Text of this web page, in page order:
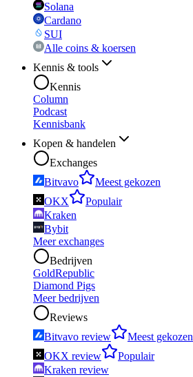
Solana
Cardano
SUI
Alle coins & koersen
Kennis & tools
Kennis
Column
Podcast
Kennisbank
Kopen & handelen
Exchanges
Bitvavo
Meest gekozen
OKX
Populair
Kraken
Bybit
Meer exchanges
Bedrijven
GoldRepublic
Diamond Pigs
Meer bedrijven
Reviews
Bitvavo review
Meest gekozen
OKX review
Populair
Kraken review